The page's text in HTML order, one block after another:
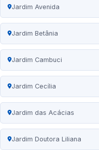
Jardim Avenida
Jardim Betânia
Jardim Cambuci
Jardim Cecília
Jardim das Acácias
Jardim Doutora Liliana